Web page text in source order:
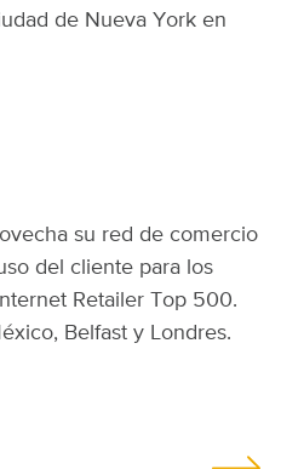
de Nueva York en
su red de comercio
del cliente para los
Retailer Top 500.
Belfast y Londres.